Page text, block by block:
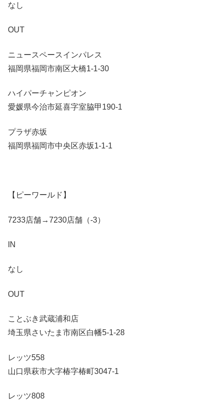
なし
OUT
ニュースペースインパレス
福岡県福岡市南区大橋1-1-30
ハイパーチャンピオン
愛媛県今治市延喜字室脇甲190-1
プラザ赤坂
福岡県福岡市中央区赤坂1-1-1
【ピーワールド】
7233店舗→7230店舗（-3）
IN
なし
OUT
ことぶき武蔵浦和店
埼玉県さいたま市南区白幡5-1-28
レッツ558
山口県萩市大字椿字椿町3047-1
レッツ808